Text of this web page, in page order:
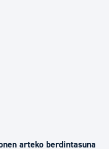
arteko berdintasuna